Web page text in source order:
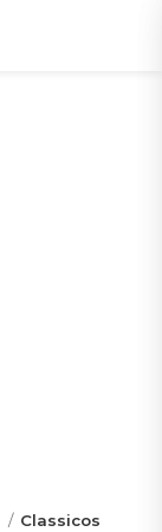
Classicos